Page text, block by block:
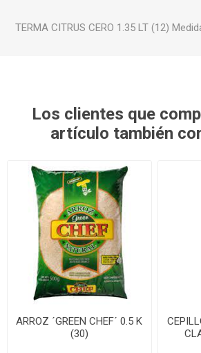
TERMA CITRUS CERO 1.35 LT (12)
Los clientes que
artículo también
ARROZ ´GREEN CHEF´ 0.5 K
(30)